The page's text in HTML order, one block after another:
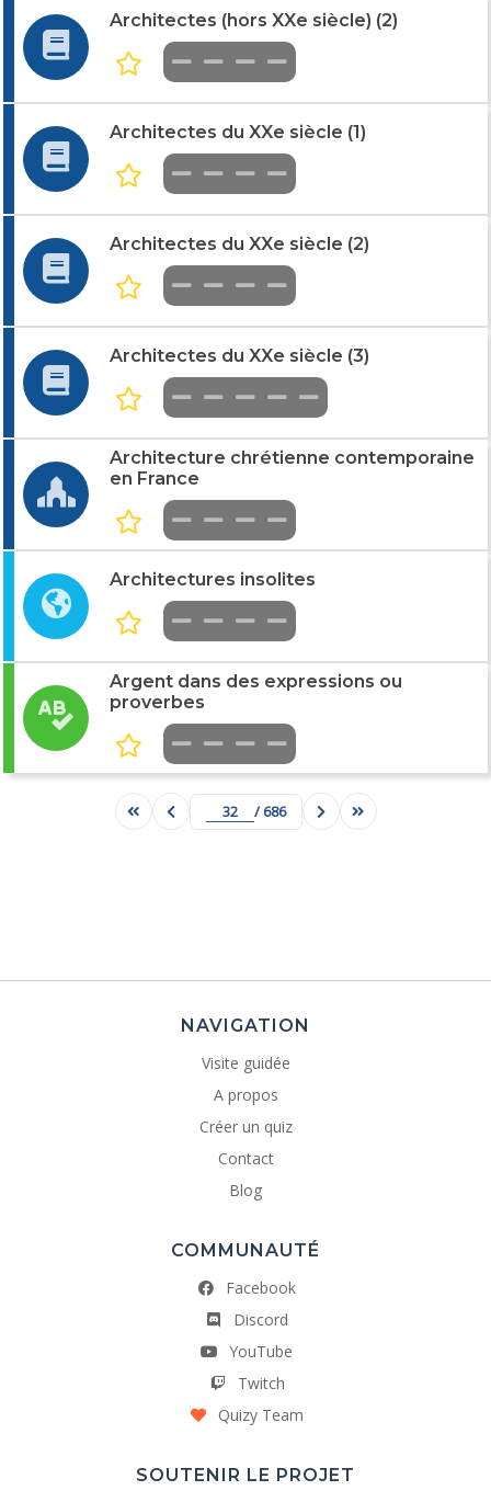
Architectes (hors XXe siècle) (2)
Architectes du XXe siècle (1)
Architectes du XXe siècle (2)
Architectes du XXe siècle (3)
Architecture chrétienne contemporaine
en France
Architectures insolites
Argent dans des expressions ou
proverbes
/ 686
NAVIGATION
Visite guidée
A propos
Créer un quiz
Contact
Blog
COMMUNAUTÉ
Facebook
Discord
YouTube
Twitch
Quizy Team
SOUTENIR LE PROJET